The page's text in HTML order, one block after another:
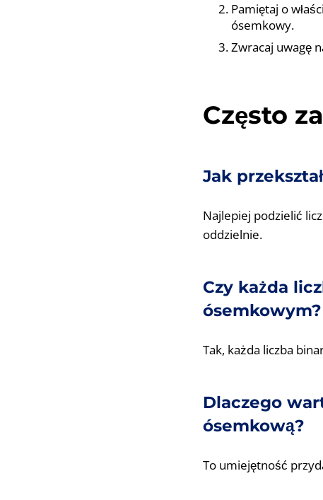
Pamiętaj o
ósemkowy.
Zwracaj uwagę
Często
Jak
Najlepiej podzielić
oddzielnie.
Czy każda
ósemkowym?
Tak, każda liczba
Dlaczego
ósemkową?
To umiejętność